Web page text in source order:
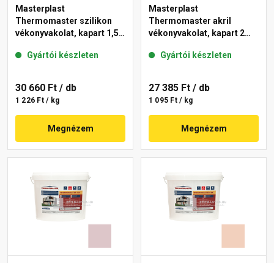
Masterplast
Thermomaster szilikon
vékonyvakolat, kapart 1,5
Gyártói készleten
30 660 Ft / db
1 226 Ft / kg
Megnézem
Masterplast
Thermomaster akril
vékonyvakolat, kapart 2
Gyártói készleten
27 385 Ft / db
1 095 Ft / kg
Megnézem